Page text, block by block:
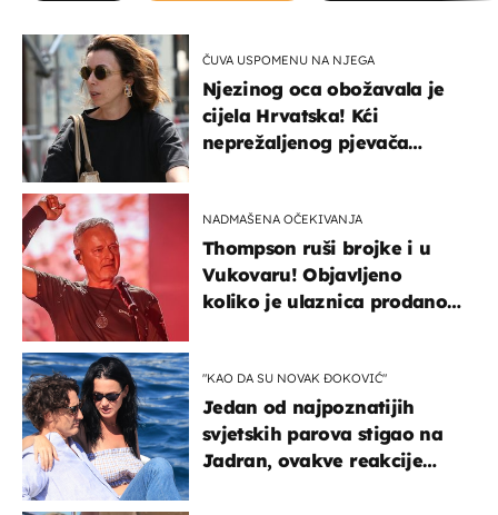
ČUVA USPOMENU NA NJEGA
Njezinog oca obožavala je
cijela Hrvatska! Kći
neprežaljenog pjevača
NADMAŠENA OČEKIVANJA
Thompson ruši brojke i u
Vukovaru! Objavljeno
koliko je ulaznica prodano
"KAO DA SU NOVAK ĐOKOVIĆ"
Jedan od najpoznatijih
svjetskih parova stigao na
Jadran, ovakve reakcije